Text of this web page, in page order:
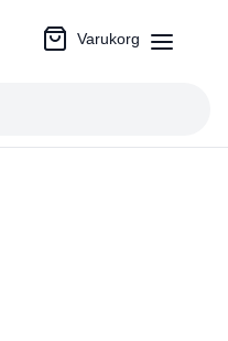
Varukorg